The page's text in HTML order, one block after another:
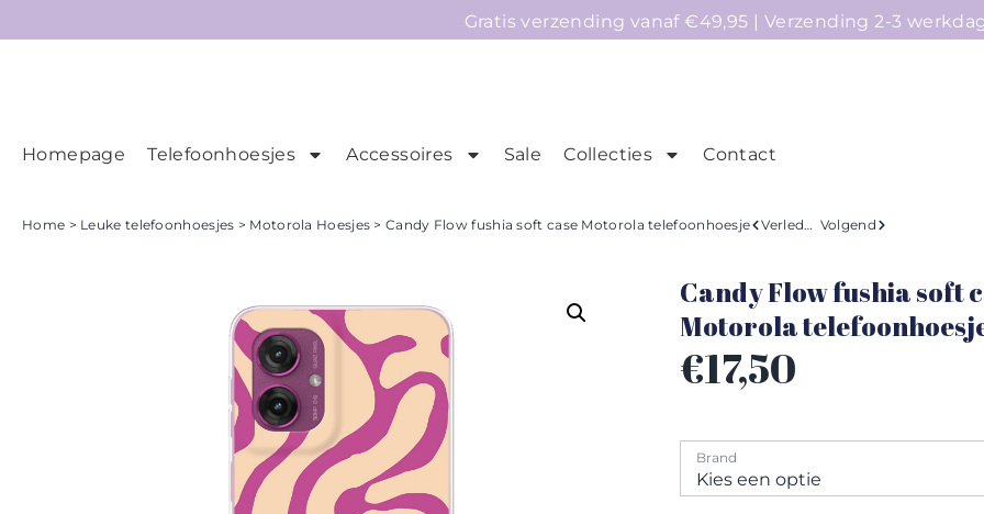
Gratis verzending vanaf €49,95 | Verzending 2-3
Homepage Telefoonhoesjes Accessoires Sale Collecties Contact
Home > Leuke telefoonhoesjes > Motorola Hoesjes > Candy Flow fushia soft case Motorola telefoonhoesje Verleden Volgend
Candy Flow fushia soft
Motorola
€17,50
Brand